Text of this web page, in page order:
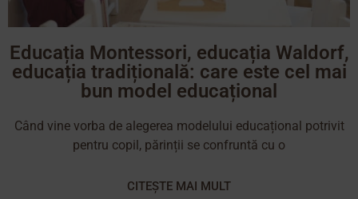
Educația Montessori, educația Waldorf,
educația tradițională: care este cel mai
bun model educațional
Când vine vorba de alegerea modelului educațional potrivit
pentru copil, părinții se confruntă cu o
CITEȘTE MAI MULT